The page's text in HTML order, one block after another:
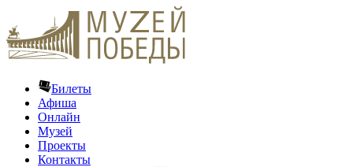
Билеты
Афиша
Онлайн
Музей
Проекты
Контакты